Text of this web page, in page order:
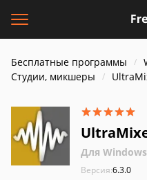
Бесплатные программы
Студии, микшеры
Для Windows
Версия:6.3.0